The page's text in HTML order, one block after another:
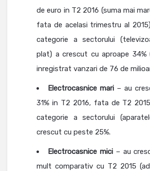
de euro in T2 2016 (suma mai
fata de acelasi trimestru al
categorie a sectorului
plat) a crescut cu aproape 34%
inregistrat vanzari de 76 de
Electrocasnice mari – au
31% in T2 2016, fata de T2
categorie a sectorului
crescut cu peste 25%.
Electrocasnice mici– au
mult comparativ cu T2 2015